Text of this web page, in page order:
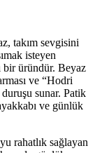
takım sevgisini
isteyen
bir üründür. Beyaz
ve “Hodri
sunar. Patik
ve günlük
rahatlık sağlayan